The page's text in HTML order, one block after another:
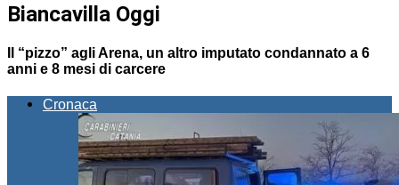
Biancavilla Oggi
Il “pizzo” agli Arena, un altro imputato condannato a 6
anni e 8 mesi di carcere
Cronaca